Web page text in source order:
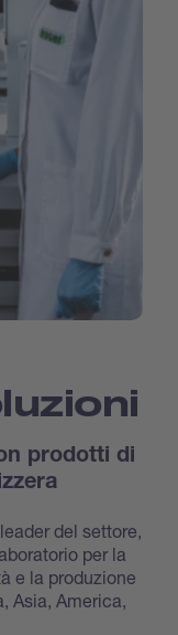
prodotti di
del settore,
per la
e la produzione
Asia, America,